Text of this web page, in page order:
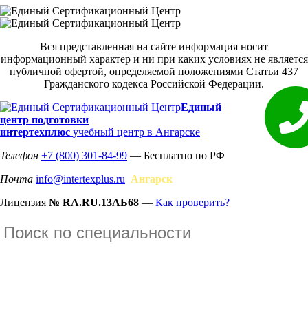
Вся представленная на сайте информация носит
информационный характер и ни при каких условиях не является
публичной офертой, определяемой положениями Статьи 437
Гражданского кодекса Российской Федерации.
Единый
центр подготовки
интертехплюс учебный центр в Ангарске
Телефон +7 (800) 301-84-99 — Бесплатно по РФ
Почта info@intertexplus.ru Ангарск
Лицензия № RA.RU.13АБ68 — Как проверить?